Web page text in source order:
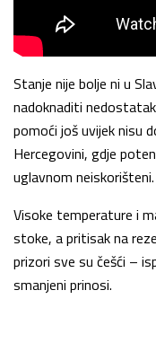
Stanje nije bolje ni u
nadoknaditi
pomoći još uvijek nisu
Hercegovini, gdje
uglavnom neiskorišteni.
Visoke temperature i
stoke, a pritisak na
prizori sve su češći –
smanjeni prinosi.